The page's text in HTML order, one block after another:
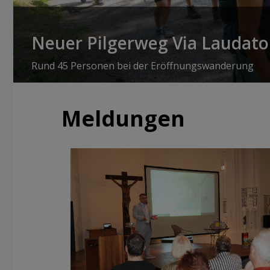
Neuer Pilgerweg Via Laudato
Rund 45 Personen bei der Eröffnungswanderung
Meldungen